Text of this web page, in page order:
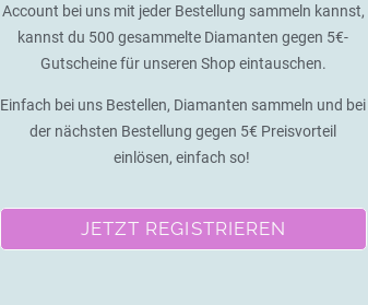
Account bei uns mit jeder Bestellung sammeln kannst,
kannst du 500 gesammelte Diamanten gegen 5€-
Gutscheine für unseren Shop eintauschen.
Einfach bei uns Bestellen, Diamanten sammeln und bei
der nächsten Bestellung gegen 5€ Preisvorteil
einlösen, einfach so!
JETZT REGISTRIEREN